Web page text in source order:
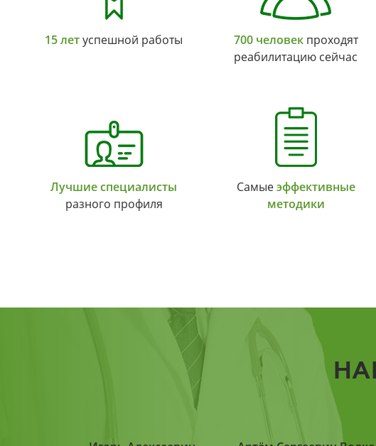
15 летуспешной работы 700 человекпроходят
реабилитацию сейчас
Лучшие специалисты
разного профиля
Самыеэффективные
методики